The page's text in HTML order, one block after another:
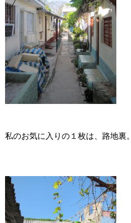
私のお気に入りの１枚は、路地裏。